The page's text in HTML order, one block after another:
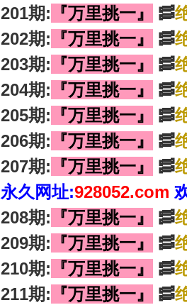
201期: 『万里挑一』 🥓
202期: 『万里挑一』 🥓
203期: 『万里挑一』 🥓
204期: 『万里挑一』 🥓
205期: 『万里挑一』 🥓
206期: 『万里挑一』 🥓
207期: 『万里挑一』 🥓
永久网址:928052.com
208期: 『万里挑一』 🥓
209期: 『万里挑一』 🥓
210期: 『万里挑一』 🥓
211期: 『万里挑一』 🥓